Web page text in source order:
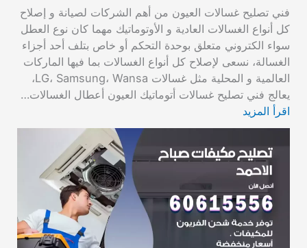
فني تصليح غسالات العيون من أهم الشركات لصيانة و إصلاح
كل أنواع الغسالات العادية و الأوتوماتيك مهما كان نوع العطل
سواء الكتروني متعلق بوحدة التحكم أو خاص بتلف أحد أجزاء
الغسالة، نسعى لإصلاح كل أنواع الغسالات بما فيها الماركات
العالمية و المحلية مثل غسالات LG، Samsung، Wansa،
يعالج فني تصليح غسالات أتوماتيك العيون أعطال الغسالات…
اقرأ المزيد